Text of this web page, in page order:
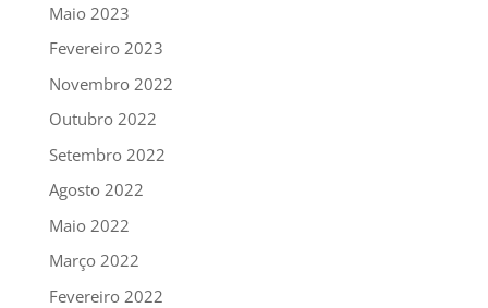
Maio 2023
Fevereiro 2023
Novembro 2022
Outubro 2022
Setembro 2022
Agosto 2022
Maio 2022
Março 2022
Fevereiro 2022